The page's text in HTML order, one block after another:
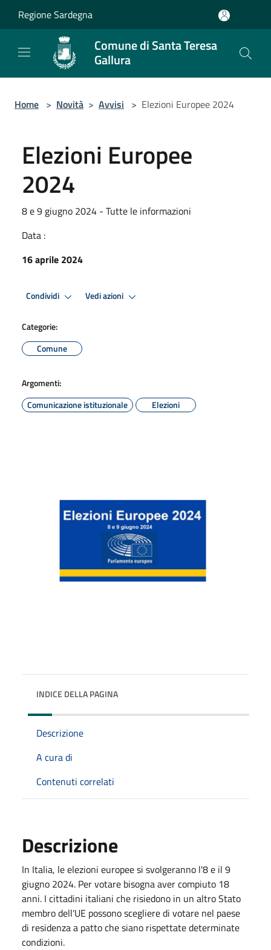
Regione Sardegna
Comune di Santa Teresa
Gallura
Home > Novità > Avvisi > Elezioni Europee 2024
Elezioni Europee
2024
8 e 9 giugno 2024 - Tutte le informazioni
Data :
16 aprile 2024
Condividi Vedi azioni
Categorie:
Comune
Argomenti:
Comunicazione istituzionale
Elezioni
INDICE DELLA PAGINA
Descrizione
A cura di
Contenuti correlati
Descrizione
In Italia, le elezioni europee si svolgeranno l'8 e il 9
giugno 2024. Per votare bisogna aver compiuto 18
anni. I cittadini italiani che risiedono in un altro Stato
membro dell'UE possono scegliere di votare nel paese
di residenza a patto che siano rispettate determinate
condizioni.